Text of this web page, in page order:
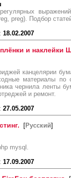
preg). Подбор
18.02.2007
и наклейки
канцелярии
материалы по
чернила ленты
и ремонт.
27.05.2007
[Русский]
mysql.
17.09.2007